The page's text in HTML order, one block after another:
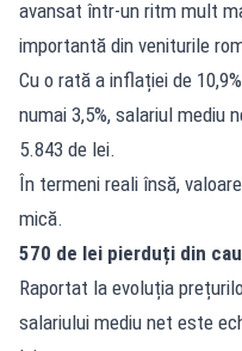
avansat într-un ritm mult
importantă din veniturile
Cu o rată a inflației de
numai 3,5%, salariul mediu
5.843 de lei.
În termeni reali însă,
mică.
570 de lei pierduți din
Raportat la evoluția
salariului mediu net este